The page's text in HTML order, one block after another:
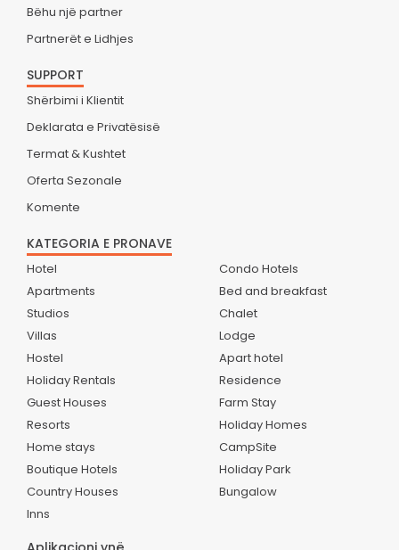
Bëhu një partner
Partnerët e Lidhjes
SUPPORT
Shërbimi i Klientit
Deklarata e Privatësisë
Termat & Kushtet
Oferta Sezonale
Komente
KATEGORIA E PRONAVE
Hotel
Apartments
Studios
Villas
Hostel
Holiday Rentals
Guest Houses
Resorts
Home stays
Boutique Hotels
Country Houses
Inns
Condo Hotels
Bed and breakfast
Chalet
Lodge
Apart hotel
Residence
Farm Stay
Holiday Homes
CampSite
Holiday Park
Bungalow